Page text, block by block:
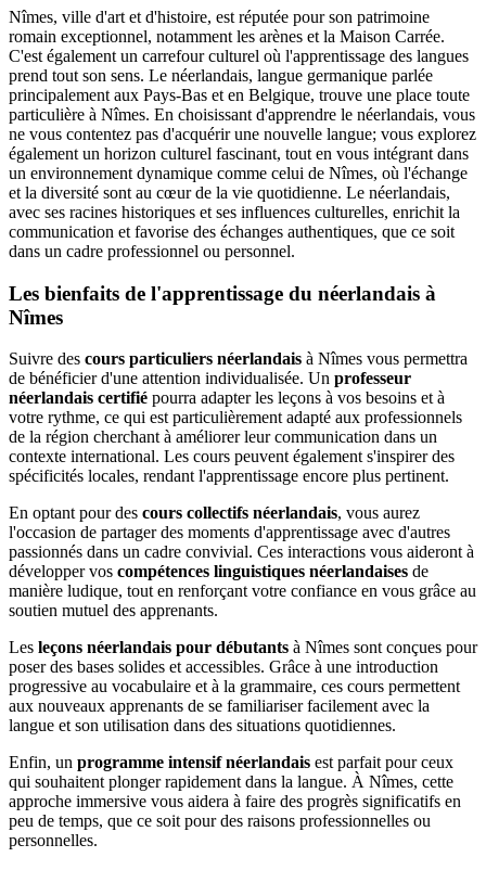
Nîmes, ville d'art et d'histoire, est réputée pour son patrimoine
romain exceptionnel, notamment les arènes et la Maison Carrée.
C'est également un carrefour culturel où l'apprentissage des langues
prend tout son sens. Le néerlandais, langue germanique parlée
principalement aux Pays-Bas et en Belgique, trouve une place toute
particulière à Nîmes. En choisissant d'apprendre le néerlandais, vous
ne vous contentez pas d'acquérir une nouvelle langue; vous explorez
également un horizon culturel fascinant, tout en vous intégrant dans
un environnement dynamique comme celui de Nîmes, où l'échange
et la diversité sont au cœur de la vie quotidienne. Le néerlandais,
avec ses racines historiques et ses influences culturelles, enrichit la
communication et favorise des échanges authentiques, que ce soit
dans un cadre professionnel ou personnel.
Les bienfaits de l'apprentissage du néerlandais à
Nîmes
Suivre des cours particuliers néerlandais à Nîmes vous permettra
de bénéficier d'une attention individualisée. Un professeur
néerlandais certifié pourra adapter les leçons à vos besoins et à
votre rythme, ce qui est particulièrement adapté aux professionnels
de la région cherchant à améliorer leur communication dans un
contexte international. Les cours peuvent également s'inspirer des
spécificités locales, rendant l'apprentissage encore plus pertinent.
En optant pour des cours collectifs néerlandais, vous aurez
l'occasion de partager des moments d'apprentissage avec d'autres
passionnés dans un cadre convivial. Ces interactions vous aideront à
développer vos compétences linguistiques néerlandaises de
manière ludique, tout en renforçant votre confiance en vous grâce au
soutien mutuel des apprenants.
Les leçons néerlandais pour débutants à Nîmes sont conçues pour
poser des bases solides et accessibles. Grâce à une introduction
progressive au vocabulaire et à la grammaire, ces cours permettent
aux nouveaux apprenants de se familiariser facilement avec la
langue et son utilisation dans des situations quotidiennes.
Enfin, un programme intensif néerlandais est parfait pour ceux
qui souhaitent plonger rapidement dans la langue. À Nîmes, cette
approche immersive vous aidera à faire des progrès significatifs en
peu de temps, que ce soit pour des raisons professionnelles ou
personnelles.